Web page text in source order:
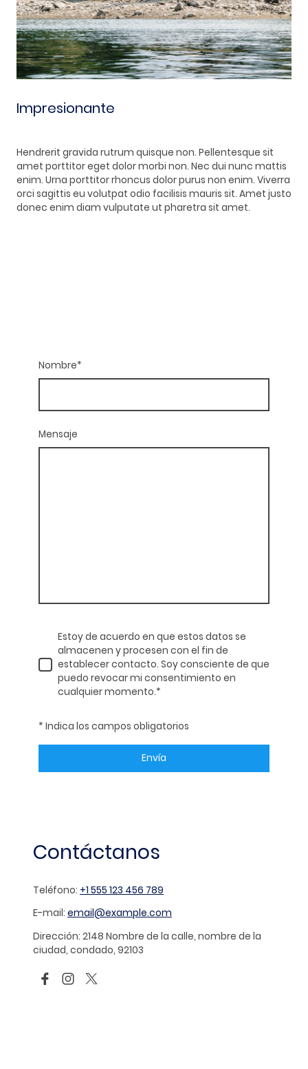
Impresionante
Hendrerit gravida rutrum quisque non. Pellentesque sit
amet porttitor eget dolor morbi non. Nec dui nunc mattis
enim. Urna porttitor rhoncus dolor purus non enim. Viverra
orci sagittis eu volutpat odio facilisis mauris sit. Amet justo
donec enim diam vulputate ut pharetra sit amet.
Nombre*
Mensaje
Estoy de acuerdo en que estos datos se
almacenen y procesen con el fin de
establecer contacto. Soy consciente de que
puedo revocar mi consentimiento en
cualquier momento.*
* Indica los campos obligatorios
Envía
Contáctanos
Teléfono: +1 555 123 456 789
E-mail: email@example.com
Dirección: 2148 Nombre de la calle, nombre de la
ciudad, condado, 92103